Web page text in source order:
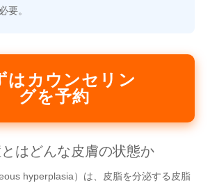
要。
はカウンセリン
グを予約
はどんな皮膚の状態か
hyperplasia）は、皮脂を分泌する皮脂